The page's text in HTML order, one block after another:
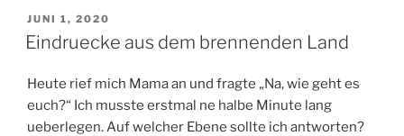
VERÖFFENTLICHT
AM
JUNI 1, 2020
Eindruecke aus dem brennenden Land
Heute rief mich Mama an und fragte „Na, wie geht es
euch?“ Ich musste erstmal ne halbe Minute lang
ueberlegen. Auf welcher Ebene sollte ich antworten?